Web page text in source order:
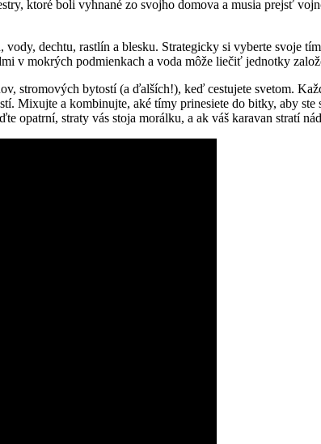
ktoré boli vyhnané zo svojho domova a musia prejsť
dechtu, rastlín a blesku. Strategicky si vyberte svoje
v mokrých podmienkach a voda môže liečiť jednotky
stromových bytostí (a ďalších!), keď cestujete svetom.
Mixujte a kombinujte, aké tímy prinesiete do bitky, aby
opatrní, straty vás stoja morálku, a ak váš karavan stratí